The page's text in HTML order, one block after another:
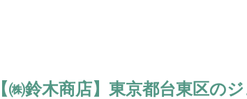
【㈱鈴木商店】東京都台東区の